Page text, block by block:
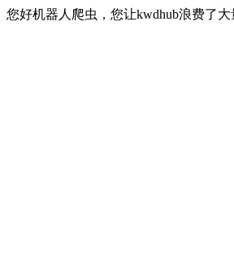
您好机器人爬虫，您让kwdhub浪费了